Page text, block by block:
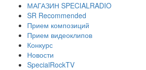
МАГАЗИН SPECIALRADIO
SR Recommended
Прием композиций
Прием видеоклипов
Конкурс
Новости
SpecialRockTV